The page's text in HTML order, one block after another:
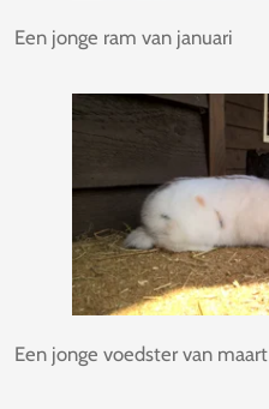
Een jonge ram van januari
Een jonge voedster van maart